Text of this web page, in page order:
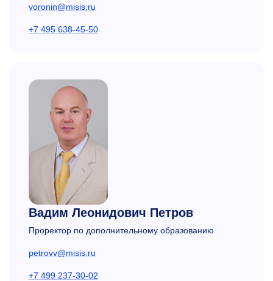
voronin@misis.ru
+7 495 638-45-50
Вадим Леонидович Петров
Проректор по дополнительному образованию
petrovv@misis.ru
+7 499 237-30-02